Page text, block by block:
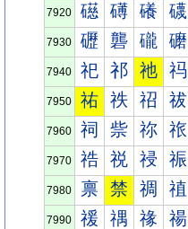
7920 礠 礡 礢 礣
7930 礰 礱 礲 礳
7940 祀 祁 祂 祃
7950 祐 祑 祒 祓
7960 祠 祡 祢 祣
7970 祰 祱 祲 祳
7980 禀 禁 禂 禃
7990 禐 禑 禒 禓